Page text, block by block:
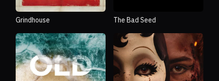
Grindhouse The Bad Seed